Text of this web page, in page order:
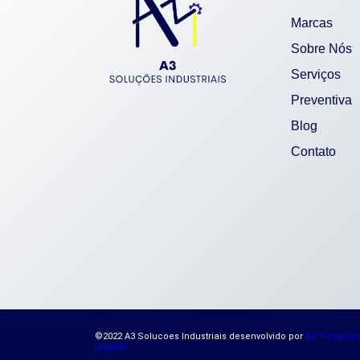
Marcas
Sobre Nós
Serviços
Preventiva
Blog
Contato
©2022 A3 Solucoes Industriais desenvolvido por GV
Digitais